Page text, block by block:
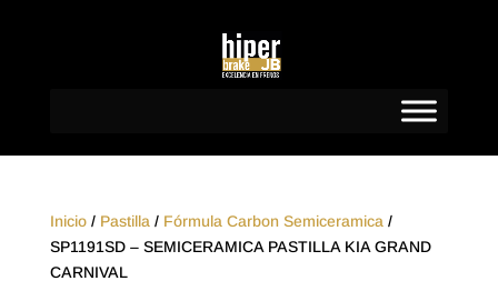
Inicio/ Pastilla / Fórmula Carbon Semiceramica /
SP1191SD – SEMICERAMICA PASTILLA KIA GRAND
CARNIVAL